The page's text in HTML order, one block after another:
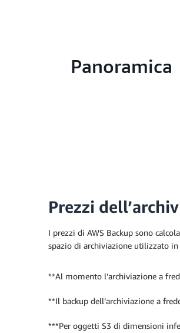
Panoramica
Prezzi
I prezzi di AWS Backup sono
spazio di archiviazione utilizzato
**Al momento l’archiviazione a
**Il backup dell’archiviazione a
***Per oggetti S3 di dimensioni